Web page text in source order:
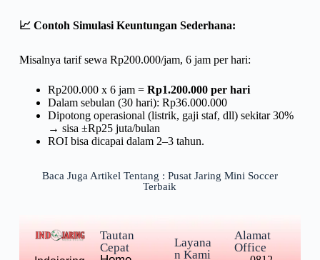
📈Contoh Simulasi Keuntungan Sederhana:
Misalnya tarif sewa Rp200.000/jam, 6 jam per hari:
Rp200.000 x 6 jam = Rp1.200.000 per hari
Dalam sebulan (30 hari): Rp36.000.000
Dipotong operasional (listrik, gaji staf, dll) sekitar 30%
→ sisa ±Rp25 juta/bulan
ROI bisa dicapai dalam 2–3 tahun.
Baca Juga Artikel Tentang : Pusat Jaring Mini Soccer
Terbaik
Tautan
Cepat
Layana
n Kami
Alamat
Office